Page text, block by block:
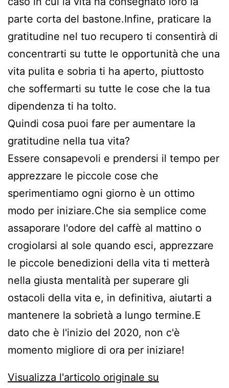
parte corta del bastone.Infine, praticare la
gratitudine nel tuo recupero ti consentirà di
concentrarti su tutte le opportunità che una
vita pulita e sobria ti ha aperto, piuttosto
che soffermarti su tutte le cose che la tua
dipendenza ti ha tolto.
Quindi cosa puoi fare per aumentare la
gratitudine nella tua vita?
Essere consapevoli e prendersi il tempo per
apprezzare le piccole cose che
sperimentiamo ogni giorno è un ottimo
modo per iniziare.Che sia semplice come
assaporare l'odore del caffè al mattino o
crogiolarsi al sole quando esci, apprezzare
le piccole benedizioni della vita ti metterà
nella giusta mentalità per superare gli
ostacoli della vita e, in definitiva, aiutarti a
mantenere la sobrietà a lungo termine.E
dato che è l'inizio del 2020, non c'è
momento migliore di ora per iniziare!
Visualizza l'articolo originale su